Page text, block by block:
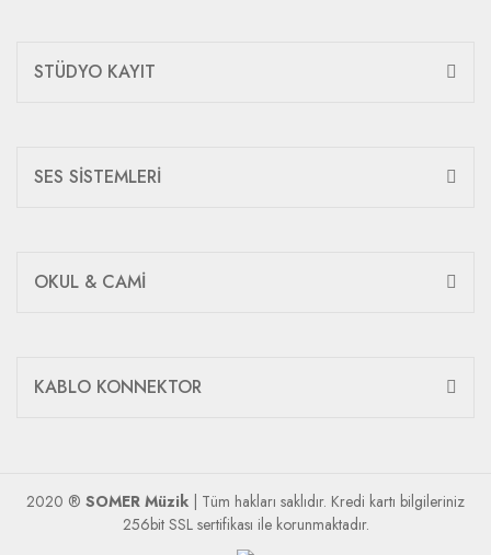
STÜDYO KAYIT
SES SİSTEMLERİ
OKUL & CAMİ
KABLO KONNEKTOR
2020 ® SOMER Müzik | Tüm hakları saklıdır. Kredi kartı bilgileriniz
256bit SSL sertifikası ile korunmaktadır.